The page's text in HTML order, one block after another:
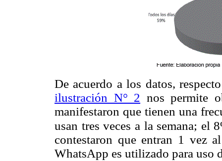
De acuerdo a los datos,
ilustración N° 2 nos permite
manifestaron que tienen una
usan tres veces a la semana; el
contestaron que entran 1 vez
WhatsApp es utilizado para uso